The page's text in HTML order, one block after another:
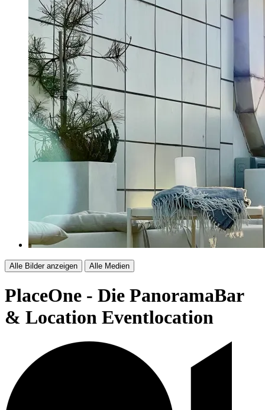
Alle Bilder anzeigen Alle Medien
PlaceOne - Die PanoramaBar
& Location Eventlocation